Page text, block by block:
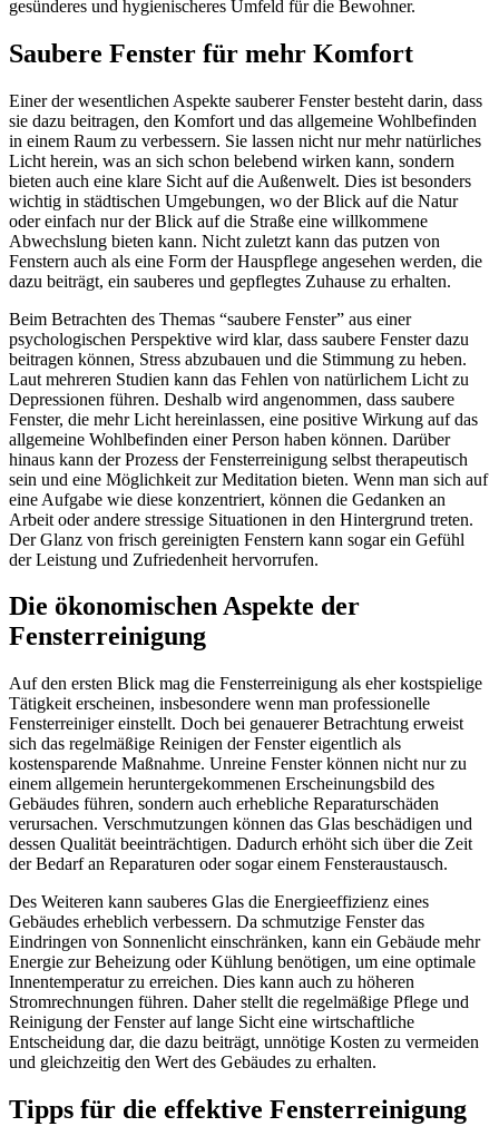
gesünderes und hygienischeres Umfeld für die Bewohner.
Saubere Fenster für mehr Komfort
Einer der wesentlichen Aspekte sauberer Fenster besteht darin, dass
sie dazu beitragen, den Komfort und das allgemeine Wohlbefinden
in einem Raum zu verbessern. Sie lassen nicht nur mehr natürliches
Licht herein, was an sich schon belebend wirken kann, sondern
bieten auch eine klare Sicht auf die Außenwelt. Dies ist besonders
wichtig in städtischen Umgebungen, wo der Blick auf die Natur
oder einfach nur der Blick auf die Straße eine willkommene
Abwechslung bieten kann. Nicht zuletzt kann das putzen von
Fenstern auch als eine Form der Hauspflege angesehen werden, die
dazu beiträgt, ein sauberes und gepflegtes Zuhause zu erhalten.
Beim Betrachten des Themas “saubere Fenster” aus einer
psychologischen Perspektive wird klar, dass saubere Fenster dazu
beitragen können, Stress abzubauen und die Stimmung zu heben.
Laut mehreren Studien kann das Fehlen von natürlichem Licht zu
Depressionen führen. Deshalb wird angenommen, dass saubere
Fenster, die mehr Licht hereinlassen, eine positive Wirkung auf das
allgemeine Wohlbefinden einer Person haben können. Darüber
hinaus kann der Prozess der Fensterreinigung selbst therapeutisch
sein und eine Möglichkeit zur Meditation bieten. Wenn man sich auf
eine Aufgabe wie diese konzentriert, können die Gedanken an
Arbeit oder andere stressige Situationen in den Hintergrund treten.
Der Glanz von frisch gereinigten Fenstern kann sogar ein Gefühl
der Leistung und Zufriedenheit hervorrufen.
Die ökonomischen Aspekte der
Fensterreinigung
Auf den ersten Blick mag die Fensterreinigung als eher kostspielige
Tätigkeit erscheinen, insbesondere wenn man professionelle
Fensterreiniger einstellt. Doch bei genauerer Betrachtung erweist
sich das regelmäßige Reinigen der Fenster eigentlich als
kostensparende Maßnahme. Unreine Fenster können nicht nur zu
einem allgemein heruntergekommenen Erscheinungsbild des
Gebäudes führen, sondern auch erhebliche Reparaturschäden
verursachen. Verschmutzungen können das Glas beschädigen und
dessen Qualität beeinträchtigen. Dadurch erhöht sich über die Zeit
der Bedarf an Reparaturen oder sogar einem Fensteraustausch.
Des Weiteren kann sauberes Glas die Energieeffizienz eines
Gebäudes erheblich verbessern. Da schmutzige Fenster das
Eindringen von Sonnenlicht einschränken, kann ein Gebäude mehr
Energie zur Beheizung oder Kühlung benötigen, um eine optimale
Innentemperatur zu erreichen. Dies kann auch zu höheren
Stromrechnungen führen. Daher stellt die regelmäßige Pflege und
Reinigung der Fenster auf lange Sicht eine wirtschaftliche
Entscheidung dar, die dazu beiträgt, unnötige Kosten zu vermeiden
und gleichzeitig den Wert des Gebäudes zu erhalten.
Tipps für die effektive Fensterreinigung